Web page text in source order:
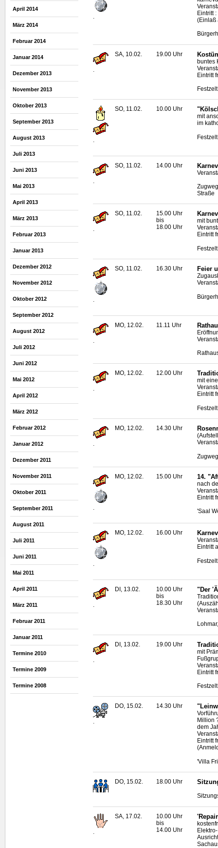
April 2014
März 2014
Februar 2014
Januar 2014
Dezember 2013
November 2013
Oktober 2013
September 2013
August 2013
Juli 2013
Juni 2013
Mai 2013
April 2013
März 2013
Februar 2013
Januar 2013
Dezember 2012
November 2012
Oktober 2012
September 2012
August 2012
Juli 2012
Juni 2012
Mai 2012
April 2012
März 2012
Februar 2012
Januar 2012
Dezember 2011
November 2011
Oktober 2011
September 2011
August 2011
Juli 2011
Juni 2011
Mai 2011
April 2011
März 2011
Februar 2011
Januar 2011
Termine 2010
Termine 2009
Termine 2008
Eintritt
(Einlaß
SA, 10.02. 19.00 Uhr
buntes
Eintritt
.
SO, 11.02. 10.00 Uhr
mit
im
SO, 11.02. 14.00 Uhr
Straße
.
SO, 11.02.
15.00 Uhr
bis
18.00 Uhr
mit
Eintritt
.
SO, 11.02. 16.30 Uhr Feier
MO, 12.02. 11.11 Uhr
.
MO, 12.02. 12.00 Uhr
mit
Eintritt
.
MO, 12.02. 14.30 Uhr
.
MO, 12.02. 15.00 Uhr 14.
nach
Eintritt
'Saal
.
MO, 12.02. 16.00 Uhr
Eintritt
DI, 13.02.
10.00 Uhr
bis
18.30 Uhr
"Der
DI, 13.02. 19.00 Uhr
mit
Eintritt
.
DO, 15.02. 14.30 Uhr
Million
dem
Eintritt
'Villa
DO, 15.02. 18.00 Uhr
.
SA, 17.02.
10.00 Uhr
bis
14.00 Uhr